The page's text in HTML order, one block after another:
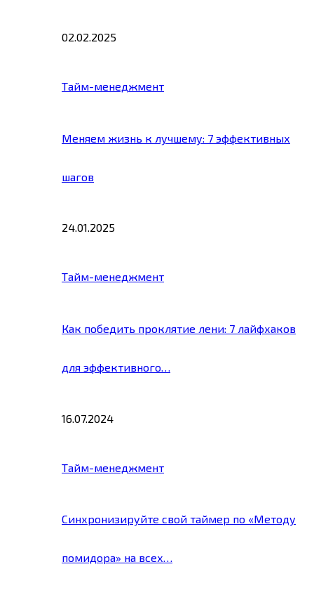
02.02.2025
Тайм-менеджмент
Меняем жизнь к лучшему: 7 эффективных
шагов
24.01.2025
Тайм-менеджмент
Как победить проклятие лени: 7 лайфхаков
для эффективного…
16.07.2024
Тайм-менеджмент
Синхронизируйте свой таймер по «Методу
помидора» на всех…